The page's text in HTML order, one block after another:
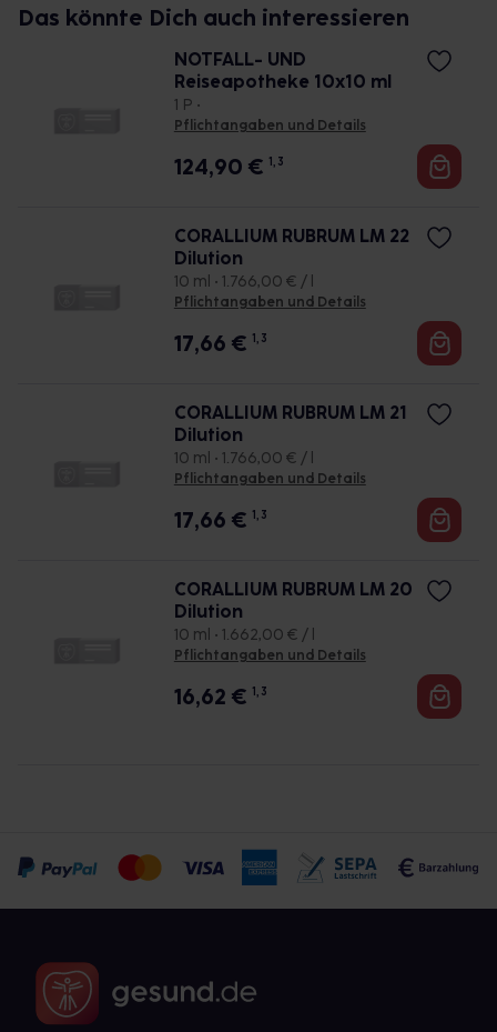
Das könnte Dich auch interessieren
NOTFALL- UND
Reiseapotheke 10x10 ml
1 P •
Pflichtangaben und Details
124,90 € 1, 3
CORALLIUM RUBRUM LM 22
Dilution
10 ml • 1.766,00 € / l
Pflichtangaben und Details
17,66 € 1, 3
CORALLIUM RUBRUM LM 21
Dilution
10 ml • 1.766,00 € / l
Pflichtangaben und Details
17,66 € 1, 3
CORALLIUM RUBRUM LM 20
Dilution
10 ml • 1.662,00 € / l
Pflichtangaben und Details
16,62 € 1, 3